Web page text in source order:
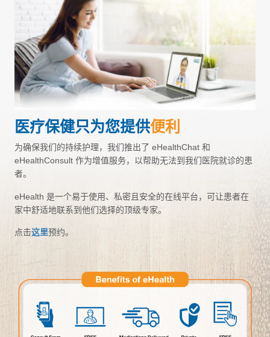
医疗保健只为您提供便利
为确保我们的持续护理，我们推出了 eHealthChat 和
eHealthConsult 作为增值服务，以帮助无法到我们医院就诊的患
者。
eHealth 是一个易于使用、私密且安全的在线平台，可让患者在
家中舒适地联系到他们选择的顶级专家。
点击这里预约。